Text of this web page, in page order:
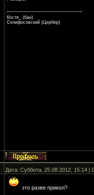
Костя_ (бан)
Склифосовский (Цербер)
Дата: Суббота, 25.08.2012, 15:14
это разве прикол?